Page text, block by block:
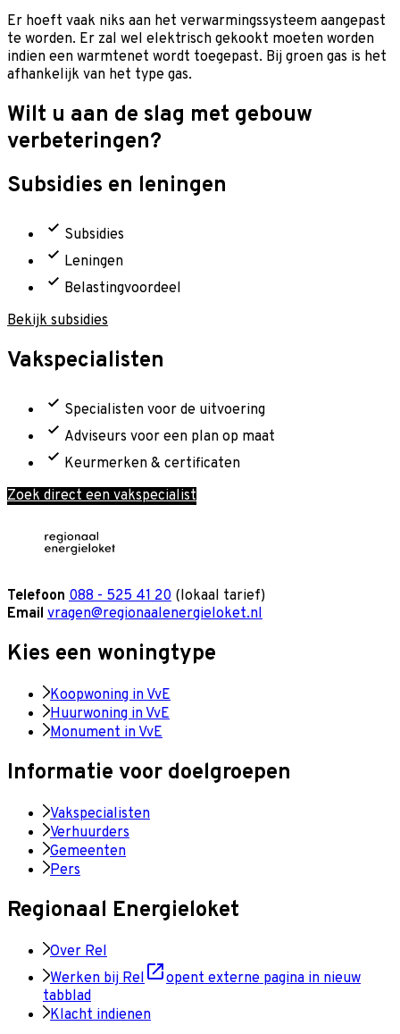
Er hoeft vaak niks aan het verwarmingssysteem aangepast
te worden. Er zal wel elektrisch gekookt moeten worden
indien een warmtenet wordt toegepast. Bij groen gas is het
afhankelijk van het type gas.
Wilt u aan de slag met gebouw
verbeteringen?
Subsidies en leningen
Subsidies
Leningen
Belastingvoordeel
Bekijk subsidies
Vakspecialisten
Specialisten voor de uitvoering
Adviseurs voor een plan op maat
Keurmerken & certificaten
Zoek direct een vakspecialist
Telefoon 088 - 525 41 20 (lokaal tarief)
Email vragen@regionaalenergieloket.nl
Kies een woningtype
Koopwoning in VvE
Huurwoning in VvE
Monument in VvE
Informatie voor doelgroepen
Vakspecialisten
Verhuurders
Gemeenten
Pers
Regionaal Energieloket
Over Rel
Werken bij Rel
opent externe pagina in nieuw
tabblad
Klacht indienen